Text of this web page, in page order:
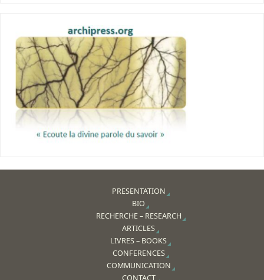
PRESENTATION
BIO
RECHERCHE – RESEARCH
ARTICLES
LIVRES – BOOKS
CONFERENCES
COMMUNICATION
CONTACT